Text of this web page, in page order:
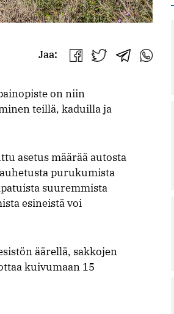
Jaa:
Jaa
Jaa
Jaa
Jaa
on niin
teillä, kaduilla ja
asetus määrää autosta
purukumista
suuremmista
esineistä voi
äärellä, sakkojen
kuivumaan 15